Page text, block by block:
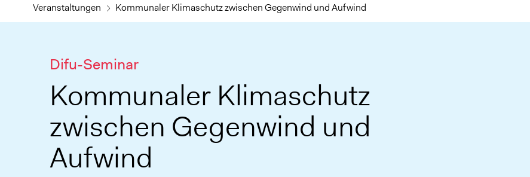
Veranstaltungen Kommunaler Klimaschutz zwischen Gegenwind und Aufwind
Difu-Seminar
Kommunaler Klimaschutz
zwischen Gegenwind und
Aufwind